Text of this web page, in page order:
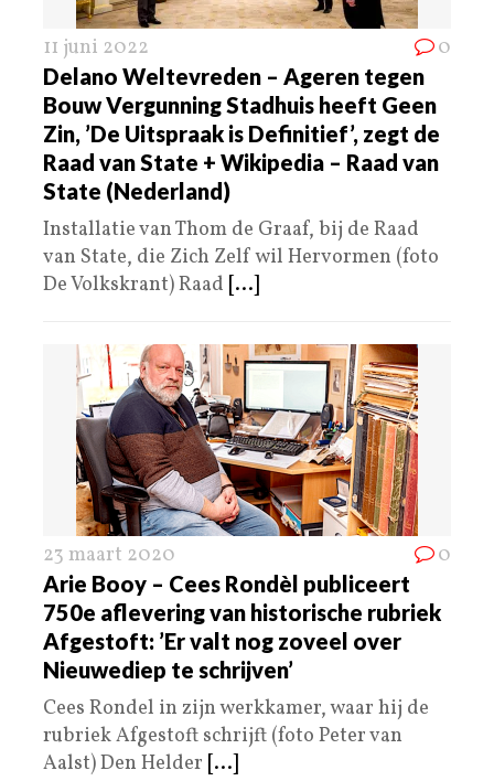
11 juni 2022 0
Delano Weltevreden – Ageren tegen
Bouw Vergunning Stadhuis heeft Geen
Zin, ’De Uitspraak is Definitief’, zegt de
Raad van State + Wikipedia – Raad van
State (Nederland)
Installatie van Thom de Graaf, bij de Raad
van State, die Zich Zelf wil Hervormen (foto
De Volkskrant) Raad [...]
23 maart 2020 0
Arie Booy – Cees Rondèl publiceert
750e aflevering van historische rubriek
Afgestoft: ’Er valt nog zoveel over
Nieuwediep te schrijven’
Cees Rondel in zijn werkkamer, waar hij de
rubriek Afgestoft schrijft (foto Peter van
Aalst) Den Helder [...]